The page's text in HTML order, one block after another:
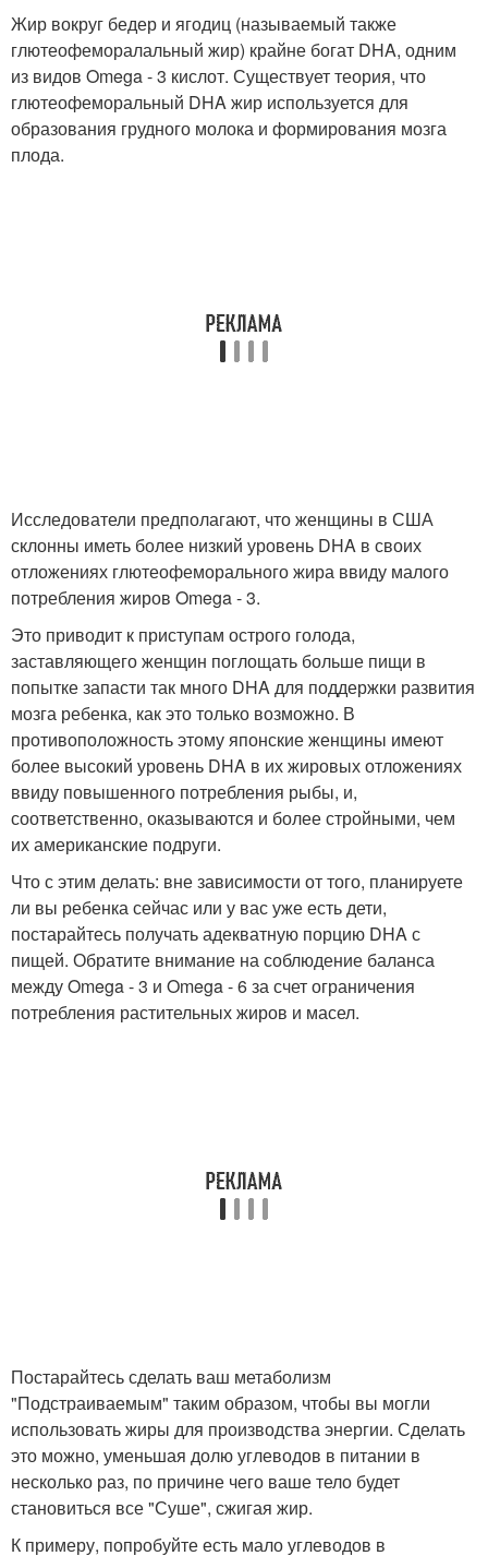
Жир вокруг бедер и ягодиц (называемый также
глютеофеморалальный жир) крайне богат DHA, одним
из видов Omega - 3 кислот. Существует теория, что
глютеофеморальный DHA жир используется для
образования грудного молока и формирования мозга
плода.
Исследователи предполагают, что женщины в США
склонны иметь более низкий уровень DHA в своих
отложениях глютеофеморального жира ввиду малого
потребления жиров Omega - 3.
Это приводит к приступам острого голода,
заставляющего женщин поглощать больше пищи в
попытке запасти так много DHA для поддержки развития
мозга ребенка, как это только возможно. В
противоположность этому японские женщины имеют
более высокий уровень DHA в их жировых отложениях
ввиду повышенного потребления рыбы, и,
соответственно, оказываются и более стройными, чем
их американские подруги.
Что с этим делать: вне зависимости от того, планируете
ли вы ребенка сейчас или у вас уже есть дети,
постарайтесь получать адекватную порцию DHA с
пищей. Обратите внимание на соблюдение баланса
между Omega - 3 и Omega - 6 за счет ограничения
потребления растительных жиров и масел.
Постарайтесь сделать ваш метаболизм
"Подстраиваемым" таким образом, чтобы вы могли
использовать жиры для производства энергии. Сделать
это можно, уменьшая долю углеводов в питании в
несколько раз, по причине чего ваше тело будет
становиться все "Суше", сжигая жир.
К примеру, попробуйте есть мало углеводов в